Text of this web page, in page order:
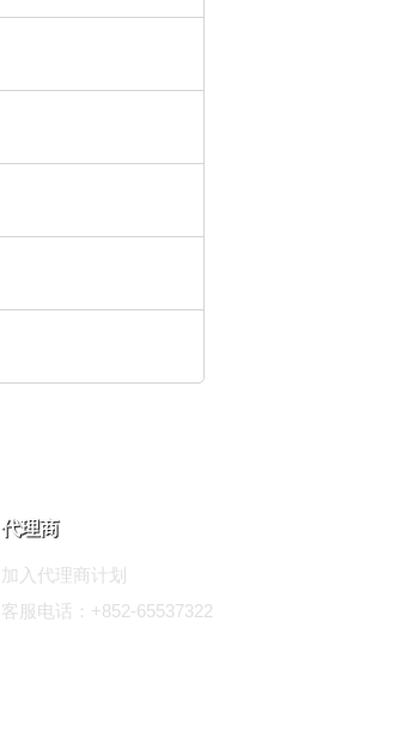
代理商
加入代理商计划
客服电话：+852-65537322